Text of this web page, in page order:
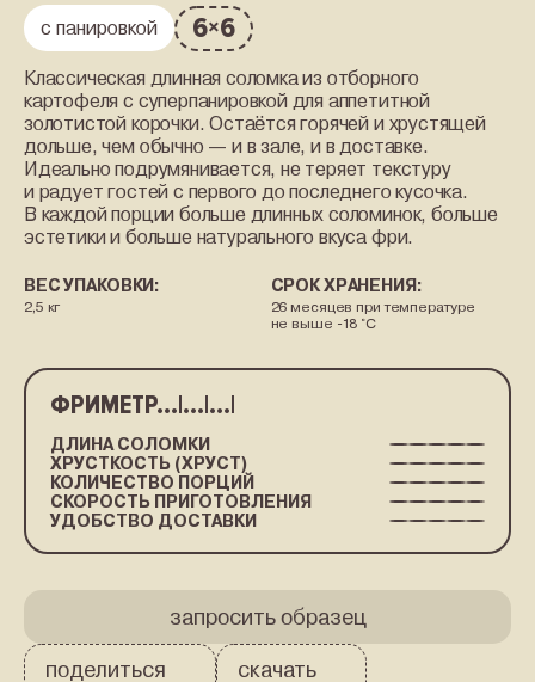
с панировкой 6×6
Классическая длинная соломка из отборного
картофеля с суперпанировкой для аппетитной
золотистой корочки. Остаётся горячей и хрустящей
дольше, чем обычно — и в зале, и в доставке.
Идеально подрумянивается, не теряет текстуру
и радует гостей с первого до последнего кусочка.
В каждой порции больше длинных соломинок, больше
эстетики и больше натурального вкуса фри.
ВЕС УПАКОВКИ:
2,5 кг
СРОК ХРАНЕНИЯ:
26 месяцев при температуре
не выше -18 °C
ФРИМЕТР...|...|...|
ДЛИНА СОЛОМКИ
ХРУСТКОСТЬ (ХРУСТ)
КОЛИЧЕСТВО ПОРЦИЙ
СКОРОСТЬ ПРИГОТОВЛЕНИЯ
УДОБСТВО ДОСТАВКИ
запроситьобразец
поделиться
скачать